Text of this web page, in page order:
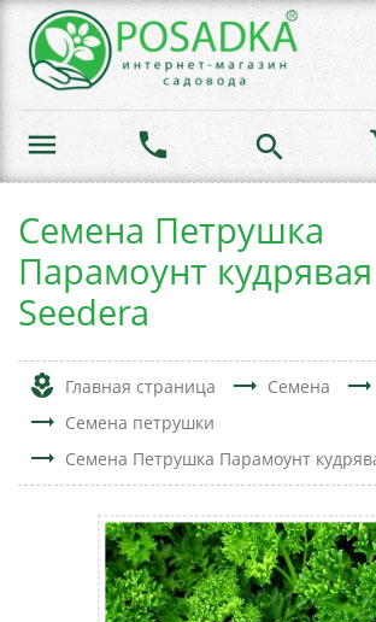
menu phone search
Семена Петрушка
Парамоунт кудрявая
Seedera
local_florist Главная страница trending_flat Семена trending_flat
trending_flat Семена петрушки
trending_flat Семена Петрушка Парамоунт